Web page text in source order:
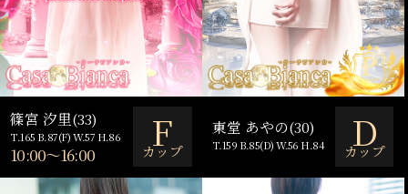
篠宮 汐里(33)
T.165 B.87(F) W.57 H.86
10:00～16:00 F
カップ
東堂 あやの(30)
T.159 B.85(D) W.56 H.84 D
カップ